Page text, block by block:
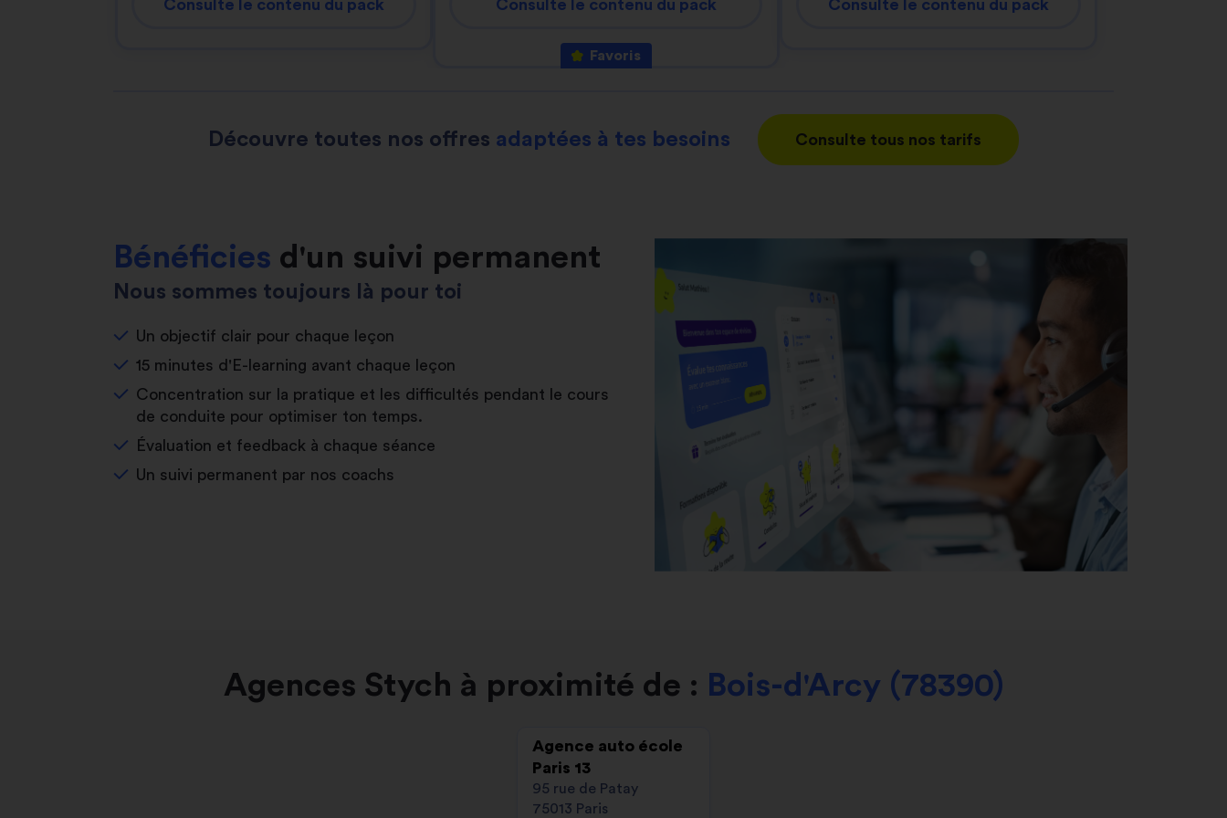
Consulte le contenu du pack Consulte le contenu du pack
Favoris
Consulte le contenu du pack
Découvre toutes nos offres adaptées à tes besoins Consulte tous nos tarifs
Bénéficies d'un suivi permanent
Nous sommes toujours là pour toi
Un objectif clair pour chaque leçon
15 minutes d'E-learning avant chaque leçon
Concentration sur la pratique et les difficultés pendant le cours
de conduite pour optimiser ton temps.
Évaluation et feedback à chaque séance
Un suivi permanent par nos coachs
Agences Stych à proximité de : Bois-d'Arcy (78390)
Agence auto école
Paris 13
95 rue de Patay
75013 Paris